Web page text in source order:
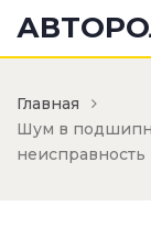
Главная
Шум в